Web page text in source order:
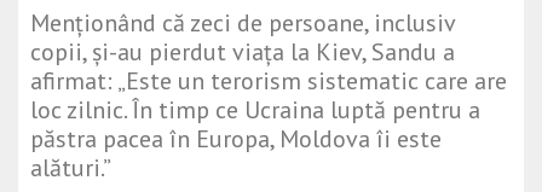
Menționând că zeci de persoane, inclusiv
copii, și-au pierdut viața la Kiev, Sandu a
afirmat: „Este un terorism sistematic care are
loc zilnic. În timp ce Ucraina luptă pentru a
păstra pacea în Europa, Moldova îi este
alături.”